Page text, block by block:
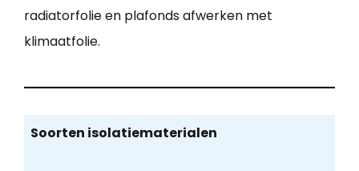
radiatorfolie en plafonds afwerken met
klimaatfolie.
Soorten isolatiematerialen